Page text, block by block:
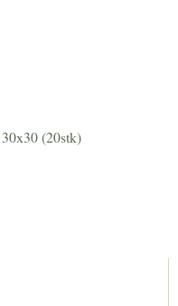
(20stk)